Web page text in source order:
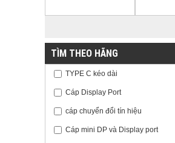
PLUS
TÌM THEO HÃNG
TYPE C kéo dài
Cáp Display Port
cáp chuyển đổi tín hiệu
Cáp mini DP và Display port